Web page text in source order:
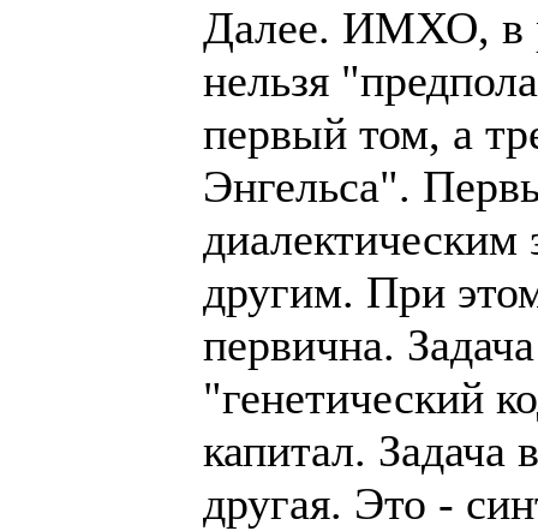
Далее. ИМХО, в
нельзя
первый том, а
Энгельса".
диалектическим
другим. При
первична.
"генетический
капитал. Задача
другая. Это -